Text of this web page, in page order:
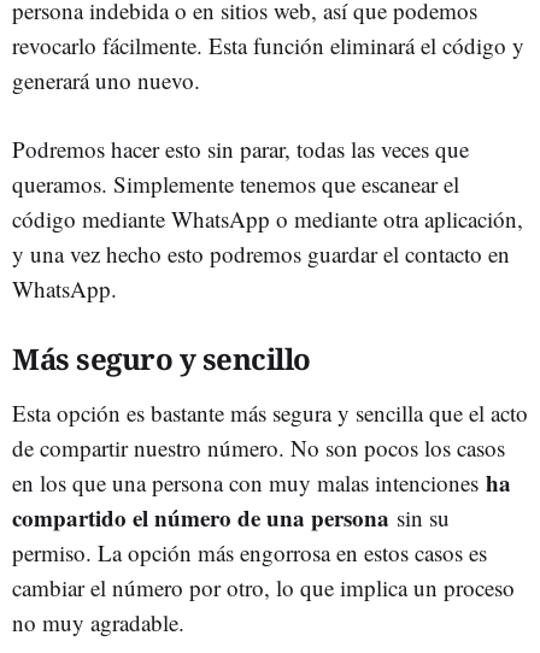
persona indebida o en sitios web, así que podemos
revocarlo fácilmente. Esta función eliminará el código y
generará uno nuevo.
Podremos hacer esto sin parar, todas las veces que
queramos. Simplemente tenemos que escanear el
código mediante WhatsApp o mediante otra aplicación,
y una vez hecho esto podremos guardar el contacto en
WhatsApp.
Más seguro y sencillo
Esta opción es bastante más segura y sencilla que el acto
de compartir nuestro número. No son pocos los casos
en los que una persona con muy malas intenciones ha
compartido el número de una persona sin su
permiso. La opción más engorrosa en estos casos es
cambiar el número por otro, lo que implica un proceso
no muy agradable.